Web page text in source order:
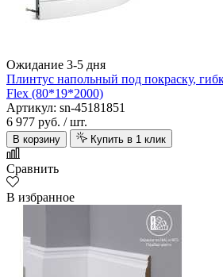
Ожидание 3-5 дня
Плинтус напольный под покраску,
Flex (80*19*2000)
Артикул: sn-45181851
6 977 руб. / шт.
В корзину Купить в 1 клик
Сравнить
В избранное